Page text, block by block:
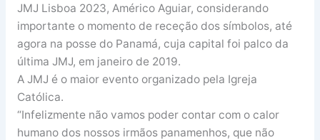
JMJ Lisboa 2023, Américo Aguiar, considerando
importante o momento de receção dos símbolos, até
agora na posse do Panamá, cuja capital foi palco da
última JMJ, em janeiro de 2019.
A JMJ é o maior evento organizado pela Igreja
Católica.
“Infelizmente não vamos poder contar com o calor
humano dos nossos irmãos panamenhos, que não